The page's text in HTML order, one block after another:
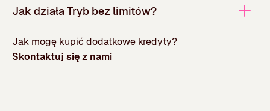
Jak działa Tryb bez limitów?
Jak mogę kupić dodatkowe kredyty?
Skontaktuj się z nami